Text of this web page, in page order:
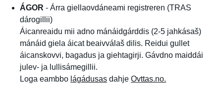
ÁGOR - Árra giellaovdáneami registreren (TRAS
dárogillii)
Áicanreaidu mii adno mánáidgárddis (2-5 jahkásaš)
mánáid giela áicat beaivválaš dilis. Reidui gullet
áicanskovvi, bagadus ja giehtagirji. Gávdno maiddái
julev- ja lullisámegillii.
Loga eambbo lágádusas dahje Ovttas.no.